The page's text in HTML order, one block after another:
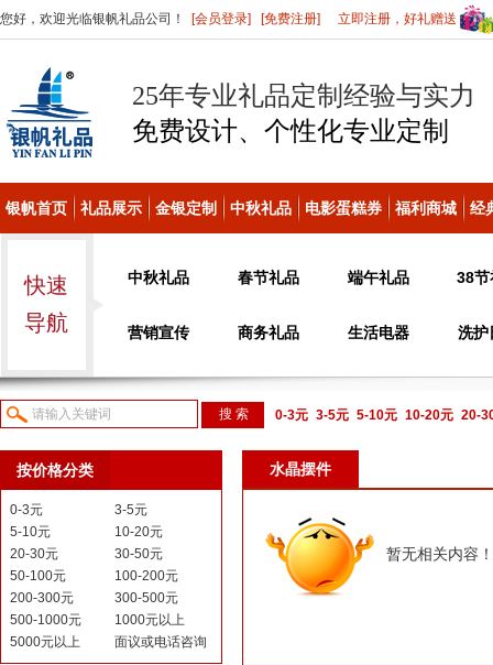
您好，欢迎光临银帆礼品公司！ [会员登录] [免费注册] 立即注册，好礼赠送
25年专业礼品定制经验与实力
免费设计、个性化专业定制
银帆首页 礼品展示 金银定制 中秋礼品 电影蛋糕券 福利商城 经
快速
导航
中秋礼品 春节礼品 端午礼品 38节
营销宣传 商务礼品 生活电器 洗护
0-3元 3-5元 5-10元 10-20元 20-
议或电话咨询
按价格分类
0-3元
3-5元
5-10元
10-20元
20-30元
30-50元
50-100元
100-200元
200-300元
300-500元
500-1000元
1000元以上
5000元以上
面议或电话咨询
水晶摆件
暂无相关内容！